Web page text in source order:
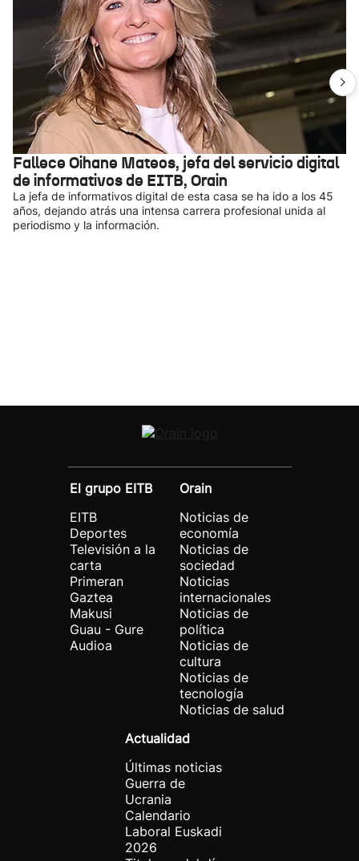
Fallece Oihane Mateos, jefa del servicio digital
de informativos de EITB, Orain
La jefa de informativos digital de esta casa se ha ido a los 45
años, dejando atrás una intensa carrera profesional unida al
periodismo y la información.
El grupo EITB
EITB
Deportes
Televisión a la
carta
Primeran
Gaztea
Makusi
Guau - Gure
Audioa
Orain
Noticias de
economía
Noticias de
sociedad
Noticias
internacionales
Noticias de
política
Noticias de
cultura
Noticias de
tecnología
Noticias de salud
Actualidad
Últimas noticias
Guerra de
Ucrania
Calendario
Laboral Euskadi
2026